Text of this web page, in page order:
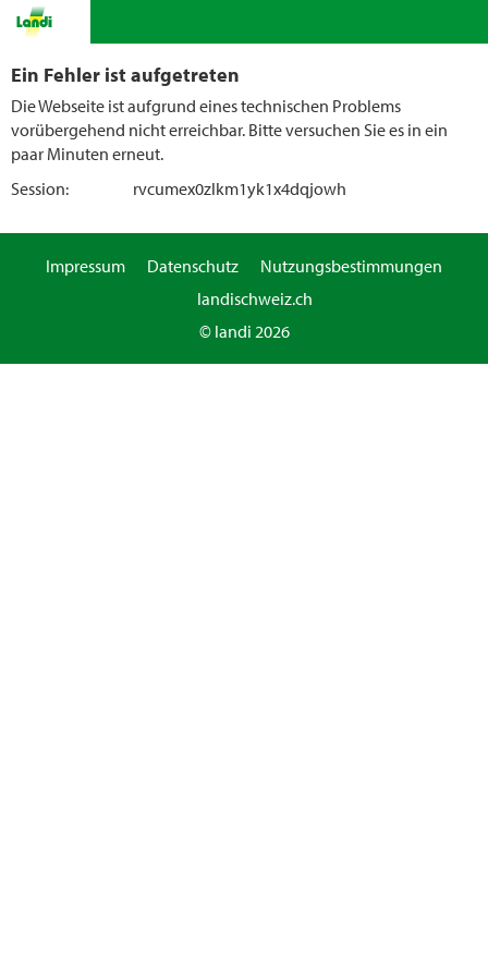
Ein Fehler ist aufgetreten
Die Webseite ist aufgrund eines technischen Problems
vorübergehend nicht erreichbar. Bitte versuchen Sie es in ein
paar Minuten erneut.
Session:
rvcumex0zlkm1yk1x4dqjowh
Impressum Datenschutz
Nutzungsbestimmungen
landischweiz.ch
© landi 2026